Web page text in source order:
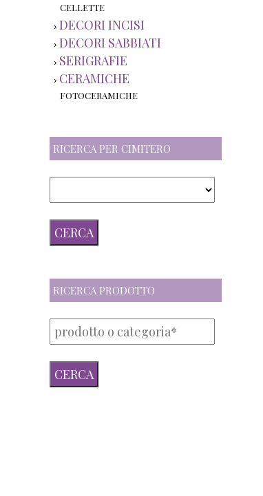
CELLETTE
› DECORI INCISI
› DECORI SABBIATI
› SERIGRAFIE
› CERAMICHE
FOTOCERAMICHE
RICERCA PER CIMITERO
RICERCA PRODOTTO